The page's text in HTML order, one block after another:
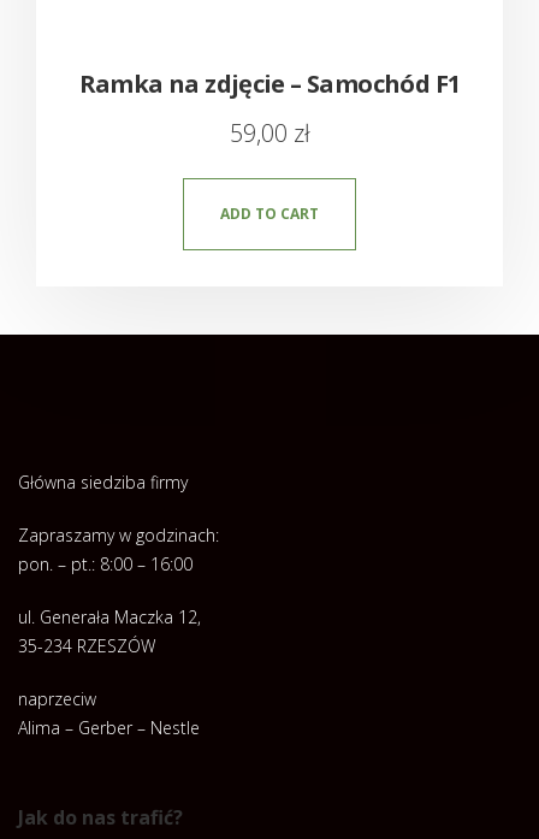
Ramka na zdjęcie – Samochód F1
59,00 zł
ADD TO CART
Główna siedziba firmy
Zapraszamy w godzinach:
pon. – pt.: 8:00 – 16:00
ul. Generała Maczka 12,
35-234 RZESZÓW
naprzeciw
Alima – Gerber – Nestle
Jak do nas trafić?